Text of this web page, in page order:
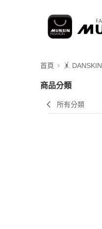
首頁 🤸 DANSKIN
商品分類
所有分類